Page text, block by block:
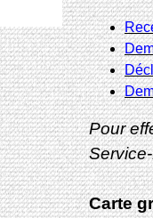
​​​​​​Pour
Carte